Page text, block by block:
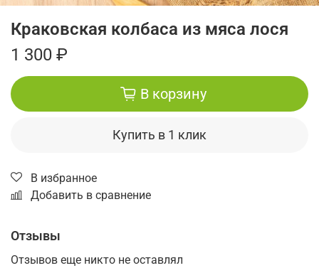
Краковская колбаса из мяса лося
1 300 ₽
В корзину
Купить в 1 клик
В избранное
Добавить в сравнение
Отзывы
Отзывов еще никто не оставлял